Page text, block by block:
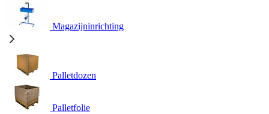
Magazijninrichting
Palletdozen
Palletfolie